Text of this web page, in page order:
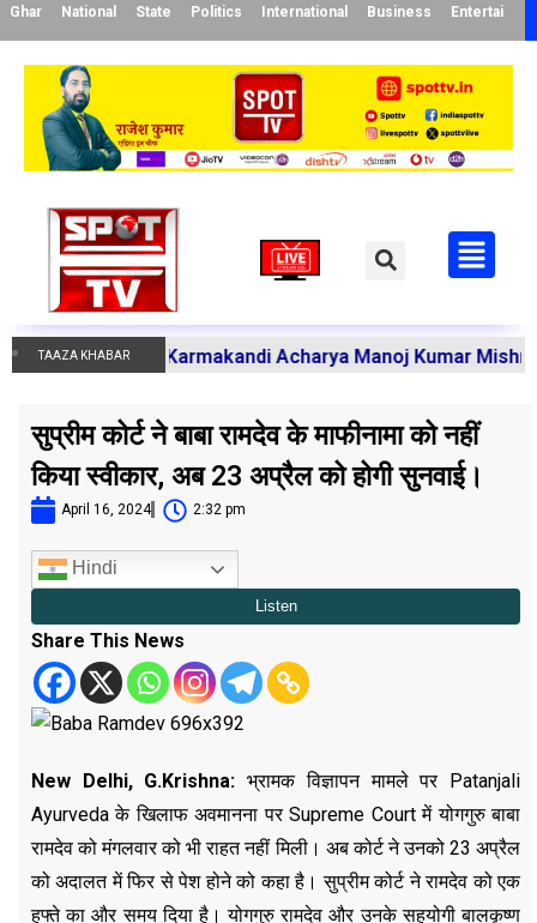
Ghar National State Politics International Business
TAAZA KHABAR
Mantras-Karmakandi Acharya Manoj Kumar Mishra
सुप्रीम कोर्ट ने बाबा रामदेव के माफीनामा को नहीं
किया स्वीकार, अब 23 अप्रैल को होगी सुनवाई।
April 16, 2024 2:32 pm
Hindi
Share This News
New Delhi, G.Krishna:भ्रामक विज्ञापन मामले पर Patanjali
Ayurveda के खिलाफ अवमानना पर Supreme Court में योगगुरु बाबा
रामदेव को मंगलवार को भी राहत नहीं मिली। अब कोर्ट ने उनको 23 अप्रैल
को अदालत में फिर से पेश होने को कहा है। सुप्रीम कोर्ट ने रामदेव को एक
हफ्ते का और समय दिया है। योगगुरु रामदेव और उनके सहयोगी बालकृष्ण